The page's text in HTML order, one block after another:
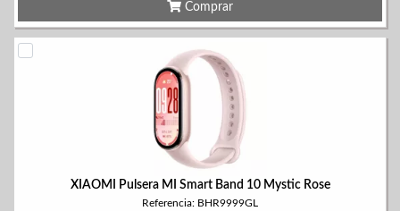
Comprar
XIAOMI Pulsera MI Smart Band 10 Mystic Rose
Referencia: BHR9999GL